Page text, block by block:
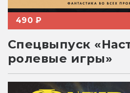
490 ₽
Спецвыпуск
ролевые игры»